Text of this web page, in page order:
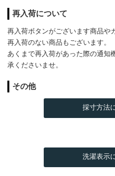
再入荷について
再入荷ボタンがございます商品や
再入荷のない商品もございます。
あくまで再入荷があった際の通知
承くださいませ。
その他
採寸方法
洗濯表示